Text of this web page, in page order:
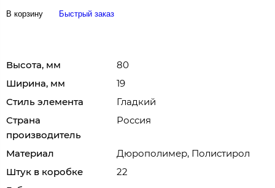
В корзину Быстрый заказ
Высота, мм
80
Ширина, мм
19
Стиль элемента
Гладкий
Страна
производитель
Россия
Материал
Дюрополимер, Полистирол
Штук в коробке
22